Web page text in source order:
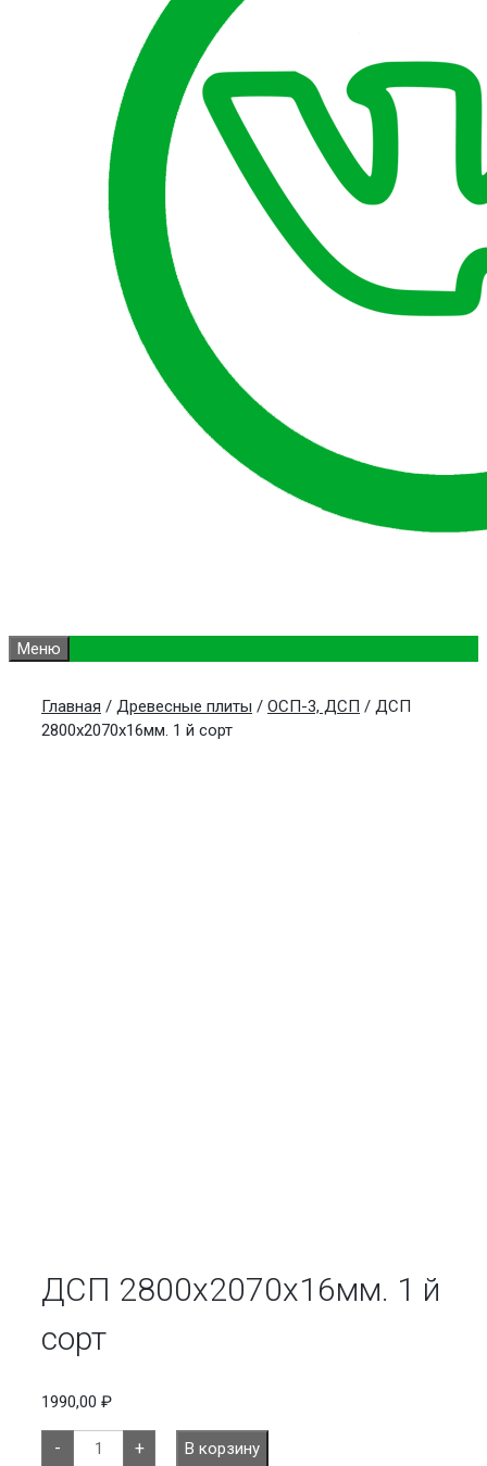
Меню
Главная / Древесные плиты / ОСП-3, ДСП / ДСП
2800х2070х16мм. 1 й сорт
ДСП 2800х2070х16мм. 1 й
сорт
1990,00 ₽
-
Количество
товара
+ В корзину